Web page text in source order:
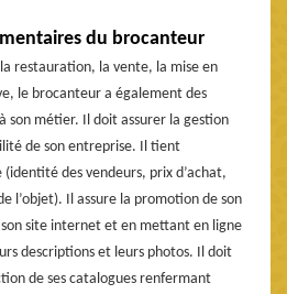
du brocanteur
restauration, la vente, la mise en
le brocanteur a également des
son métier. Il doit assurer la gestion
de son entreprise. Il tient
des vendeurs, prix d’achat,
l’objet). Il assure la promotion de son
site internet et en mettant en ligne
descriptions et leurs photos. Il doit
de ses catalogues renfermant